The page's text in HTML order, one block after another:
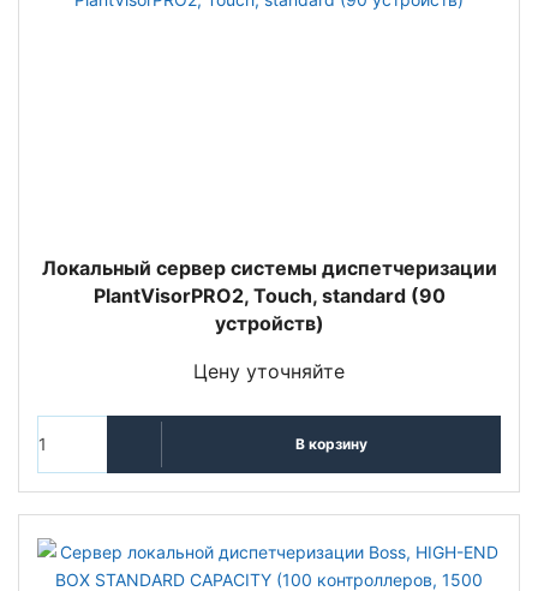
Локальный сервер системы диспетчеризации
PlantVisorPRO2, Touch, standard (90
устройств)
Цену уточняйте
В корзину